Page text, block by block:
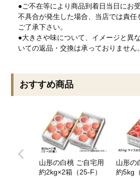
●ご不在等により商品到着日当日にお
不具合が発生した場合、当店では責任
ご了承下さい。
●大きさや味について、イメージと異
いての返品・交換は承っておりません
おすすめ商品
山形の白桃 ご自宅用
約2kg×2箱（25-F）
山形の
約5kg